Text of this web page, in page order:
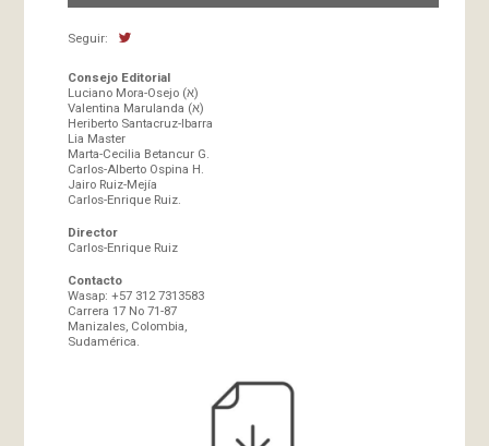
Seguir:
Consejo Editorial
Luciano Mora-Osejo (א)
Valentina Marulanda (א)
Heriberto Santacruz-Ibarra
Lia Master
Marta-Cecilia Betancur G.
Carlos-Alberto Ospina H.
Jairo Ruiz-Mejía
Carlos-Enrique Ruiz.
Director
Carlos-Enrique Ruiz
Contacto
Wasap: +57 312 7313583
Carrera 17 No 71-87
Manizales, Colombia,
Sudamérica.